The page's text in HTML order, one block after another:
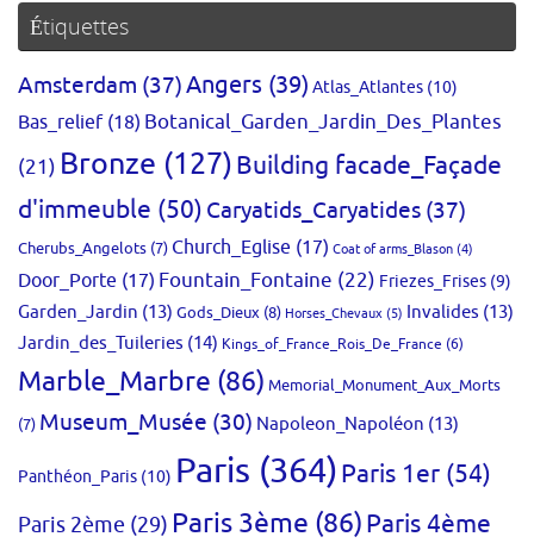
Étiquettes
Amsterdam (37)Angers (39) Atlas_Atlantes (10)
Bas_relief(18) Botanical_Garden_Jardin_Des_Plantes
(21) Bronze (127)Building facade_Façade
d'immeuble (50) Caryatids_Caryatides (37)
Cherubs_Angelots (7) Church_Eglise (17) Coat of arms_Blason (4)
Door_Porte (17) Fountain_Fontaine (22) Friezes_Frises (9)
Garden_Jardin (13) Gods_Dieux (8) Horses_Chevaux (5) Invalides (13)
Jardin_des_Tuileries (14) Kings_of_France_Rois_De_France (6)
Marble_Marbre (86) Memorial_Monument_Aux_Morts
(7) Museum_Musée (30) Napoleon_Napoléon (13)
Panthéon_Paris (10) Paris (364)Paris 1er (54)
Paris 2ème (29) Paris 3ème (86)Paris 4ème